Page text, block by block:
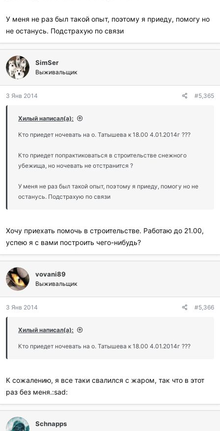
У меня не раз был такой опыт, поэтому я приеду, помогу но
не останусь. Подстрахую по связи
SimSer
Выживальщик
3 Янв 2014 #5,365
Хилый написал(а):
Кто приедет ночевать на о. Татышева к 18.00 4.01.2014г ???
Кто приедет попрактиковаться в строительстве снежного
убежища, но ночевать не отстранится ?
У меня не раз был такой опыт, поэтому я приеду, помогу но не
останусь. Подстрахую по связи
Хочу приехать помочь в строительстве. Работаю до 21.00,
успею я с вами построить чего-нибудь?
vovani89
Выживальщик
3 Янв 2014 #5,366
Хилый написал(а):
Кто приедет ночевать на о. Татышева к 18.00 4.01.2014г ???
К сожалению, я все таки свалился с жаром, так что в этот
раз без меня.:sad:
Schnapps